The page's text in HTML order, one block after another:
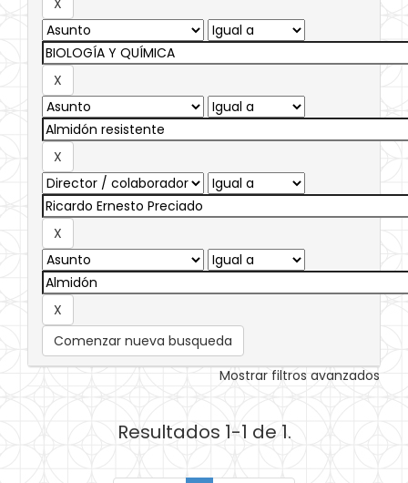
Comenzar nueva busqueda
Mostrar filtros avanzados
Resultados 1-1 de 1.